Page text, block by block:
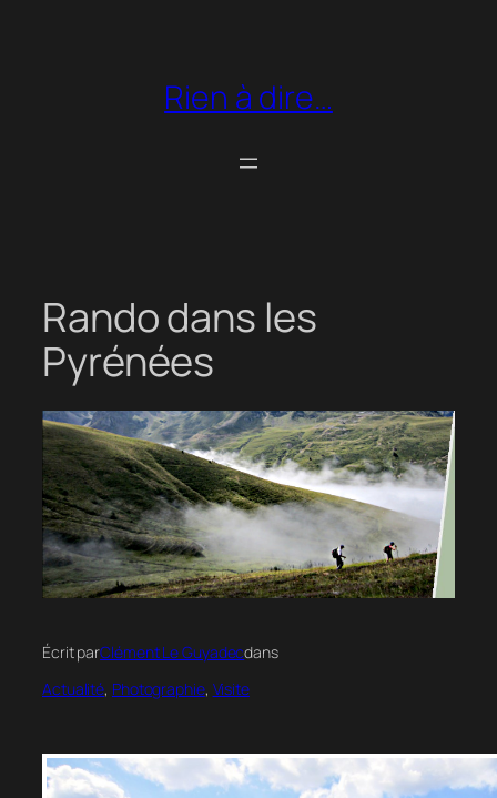
Rien à dire…
Rando dans les
Pyrénées
Écrit parClément Le Guyadecdans
Actualité, Photographie, Visite